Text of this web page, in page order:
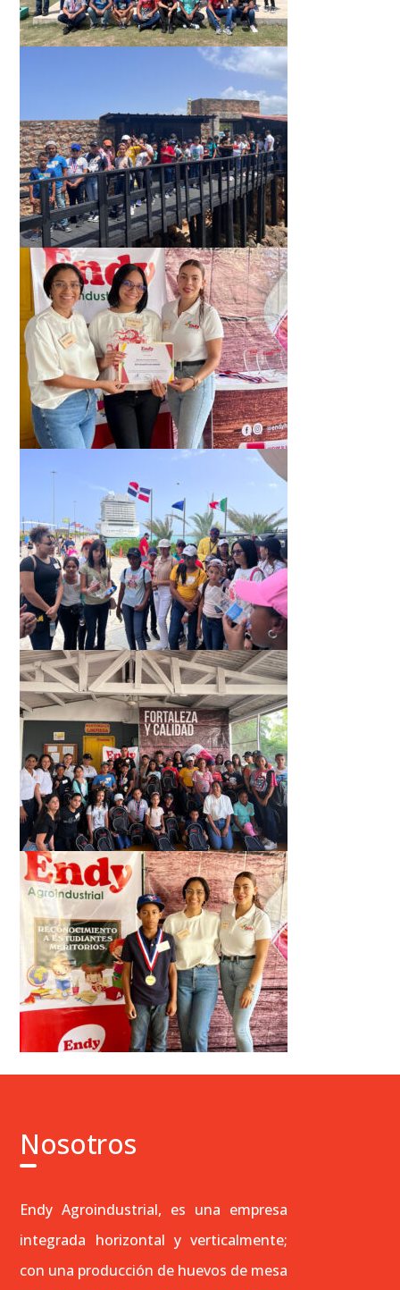
Nosotros
Endy Agroindustrial, es una empresa
integrada horizontal y verticalmente;
con una producción de huevos de mesa